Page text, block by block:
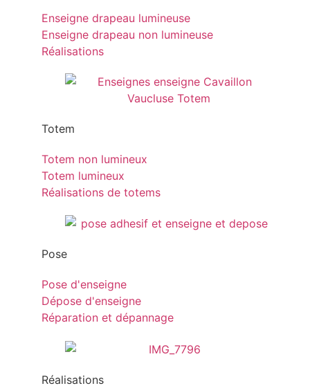
Enseigne drapeau lumineuse
Enseigne drapeau non lumineuse
Réalisations
Totem
Totem non lumineux
Totem lumineux
Réalisations de totems
Pose
Pose d'enseigne
Dépose d'enseigne
Réparation et dépannage
Réalisations